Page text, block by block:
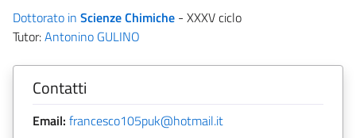
Dottorato in Scienze Chimiche - XXXV ciclo
Tutor:Antonino GULINO
Contatti
Email: francesco105puk@hotmail.it